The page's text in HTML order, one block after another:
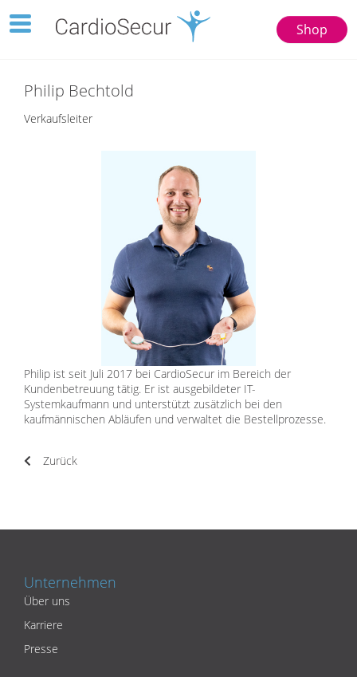
Shop
Toggle
navigation
Philip Bechtold
Verkaufsleiter
Philip ist seit Juli 2017 bei CardioSecur im Bereich der
Kundenbetreuung tätig. Er ist ausgebildeter IT-
Systemkaufmann und unterstützt zusätzlich bei den
kaufmännischen Abläufen und verwaltet die Bestellprozesse.
Zurück
Unternehmen
Über uns
Karriere
Presse